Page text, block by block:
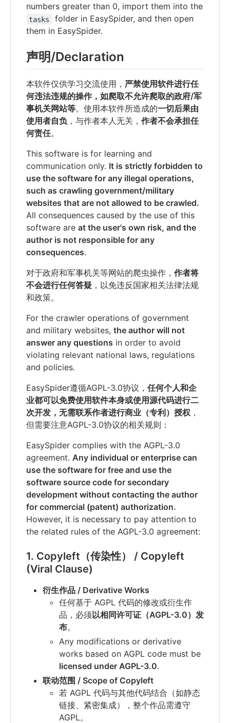
numbers greater than 0, import them into the
tasks
folder in EasySpider, and then open
them in EasySpider.
声明/Declaration
本软件仅供学习交流使用， 严禁使用软件进行任
何违法违规的操作，如爬取不允许爬取的政府/军
事机关网站等。使用本软件所造成的一切后果由
使用者自负 ，与作者本人无关， 作者不会承担任
何责任。
This software is for learning and
communication only. It is strictly forbidden to
use the software for any illegal operations,
such as crawling government/military
websites that are not allowed to be crawled.
All consequences caused by the use of this
software are at the user's own risk, and the
author is not responsible for any
consequences.
对于政府和军事机关等网站的爬虫操作， 作者将
不会进行任何答疑 ，以免违反国家相关法律法规
和政策。
For the crawler operations of government
and military websites, the author will not
answer any questions in order to avoid
violating relevant national laws, regulations
and policies.
EasySpider遵循AGPL-3.0协议， 任何个人和企
业都可以免费使用软件本身或使用源代码进行二
次开发，无需联系作者进行商业（专利）授权 ，
但需要注意AGPL-3.0协议的相关规则：
EasySpider complies with the AGPL-3.0
agreement. Any individual or enterprise can
use the software for free and use the
software source code for secondary
development without contacting the author
for commercial (patent) authorization.
However, it is necessary to pay attention to
the related rules of the AGPL-3.0 agreement:
1. Copyleft（传染性） / Copyleft
(Viral Clause)
衍生作品 / Derivative Works
任何基于 AGPL 代码的修改或衍生作
品，必须以相同许可证（AGPL-3.0）发
布。
Any modifications or derivative
works based on AGPL code must be
licensed under AGPL-3.0.
联动范围 / Scope of Copyleft
若 AGPL 代码与其他代码结合（如静态
链接、紧密集成），整个作品需遵守
AGPL。